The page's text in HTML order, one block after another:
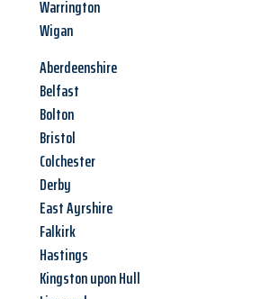
Warrington
Wigan
Aberdeenshire
Belfast
Bolton
Bristol
Colchester
Derby
East Ayrshire
Falkirk
Hastings
Kingston upon Hull